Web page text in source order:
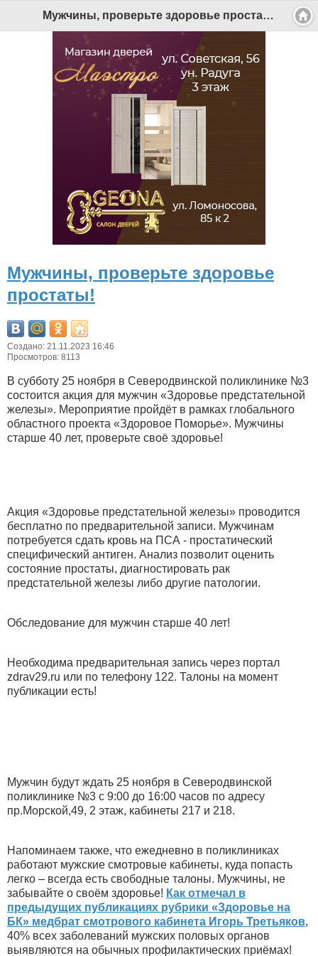
Мужчины, проверьте здоровье простаты! - Беломорканал Северодвинск tv29.ru
Мужчины, проверьте здоровье
простаты!
Создано: 21.11.2023 16:46
Просмотров: 8113
В субботу 25 ноября в Северодвинской поликлинике №3
состоится акция для мужчин «Здоровье предстательной
железы». Мероприятие пройдёт в рамках глобального
областного проекта «Здоровое Поморье». Мужчины
старше 40 лет, проверьте своё здоровье!
Акция «Здоровье предстательной железы» проводится
бесплатно по предварительной записи. Мужчинам
потребуется сдать кровь на ПСА - простатический
специфический антиген. Анализ позволит оценить
состояние простаты, диагностировать рак
предстательной железы либо другие патологии.
Обследование для мужчин старше 40 лет!
Необходима предварительная запись через портал
zdrav29.ru или по телефону 122. Талоны на момент
публикации есть!
Мужчин будут ждать 25 ноября в Северодвинской
поликлинике №3 с 9:00 до 16:00 часов по адресу
пр.Морской,49, 2 этаж, кабинеты 217 и 218.
Напоминаем также, что ежедневно в поликлиниках
работают мужские смотровые кабинеты, куда попасть
легко – всегда есть свободные талоны. Мужчины, не
забывайте о своём здоровье! Как отмечал в
предыдущих публикациях рубрики «Здоровье на
БК» медбрат смотрового кабинета Игорь Третьяков,
40% всех заболеваний мужских половых органов
выявляются на обычных профилактических приёмах!